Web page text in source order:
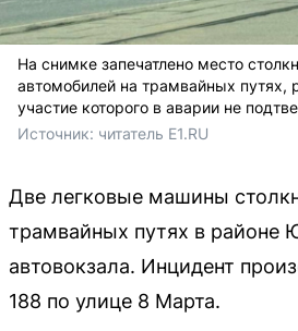
На снимке запечатлено место
автомобилей на трамвайных путях,
участие которого в аварии не
Источник: читатель E1.RU
Две легковые машины
трамвайных путях в районе
автовокзала. Инцидент
188 по улице 8 Марта.